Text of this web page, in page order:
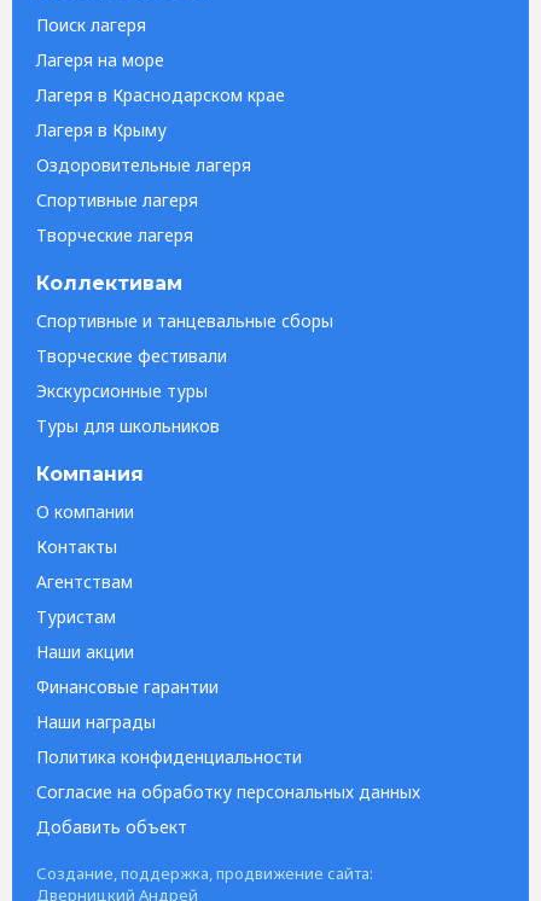
Поиск лагеря
Лагеря на море
Лагеря в Краснодарском крае
Лагеря в Крыму
Оздоровительные лагеря
Спортивные лагеря
Творческие лагеря
Коллективам
Спортивные и танцевальные сборы
Творческие фестивали
Экскурсионные туры
Туры для школьников
Компания
О компании
Контакты
Агентствам
Туристам
Наши акции
Финансовые гарантии
Наши награды
Политика конфиденциальности
Согласие на обработку персональных данных
Добавить объект
Создание, поддержка, продвижение сайта:
Дверницкий Андрей